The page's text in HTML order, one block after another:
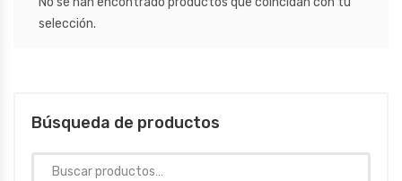
selección.
Búsqueda de productos